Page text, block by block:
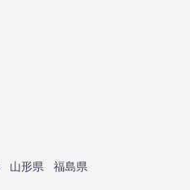
山形県
福島県